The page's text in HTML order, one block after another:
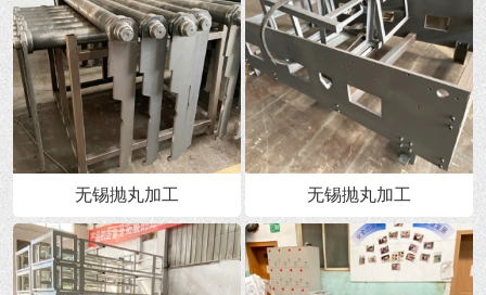
无锡抛丸加工 无锡抛丸加工